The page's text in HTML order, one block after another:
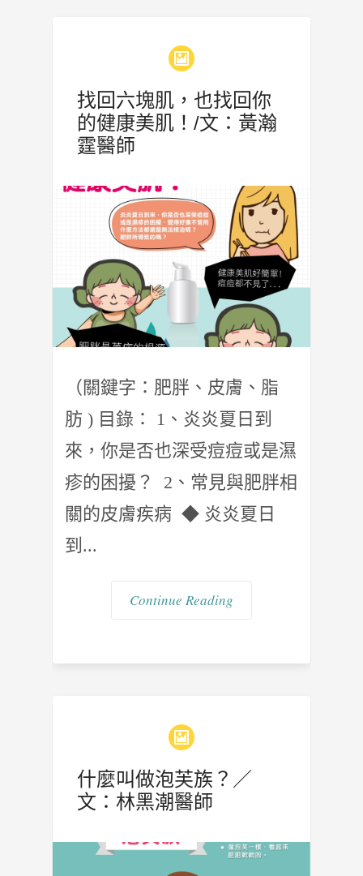
找回六塊肌，也找回你
的健康美肌！/文：黃瀚
霆醫師
（關鍵字：肥胖、皮膚、脂
肪 ) 目錄： 1、炎炎夏日到
來，你是否也深受痘痘或是濕
疹的困擾？ 2、常見與肥胖相
關的皮膚疾病 ◆ 炎炎夏日
到...
Continue Reading
什麼叫做泡芙族？／
文：林黑潮醫師